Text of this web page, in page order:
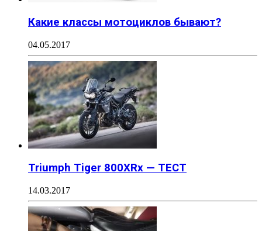
Какие классы мотоциклов бывают?
04.05.2017
Triumph Tiger 800XRx — ТЕСТ
14.03.2017